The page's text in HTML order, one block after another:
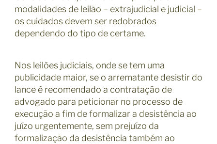
modalidades de leilão – extrajudicial e judicial –
os cuidados devem ser redobrados
dependendo do tipo de certame.
Nos leilões judiciais, onde se tem uma
publicidade maior, se o arrematante desistir do
lance é recomendado a contratação de
advogado para peticionar no processo de
execução a fim de formalizar a desistência ao
juízo urgentemente, sem prejuízo da
formalização da desistência também ao